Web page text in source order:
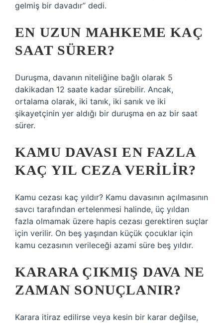
gelmiş bir davadır” dedi.
EN UZUN MAHKEME KAÇ
SAAT SÜRER?
Duruşma, davanın niteliğine bağlı olarak 5
dakikadan 12 saate kadar sürebilir. Ancak,
ortalama olarak, iki tanık, iki sanık ve iki
şikayetçinin yer aldığı bir duruşma en az bir saat
sürer.
KAMU DAVASI EN FAZLA
KAÇ YIL CEZA VERILIR?
Kamu cezası kaç yıldır? Kamu davasının açılmasının
savcı tarafından ertelenmesi halinde, üç yıldan
fazla olmamak üzere hapis cezası gerektiren suçlar
için verilir. On beş yaşından küçük çocuklar için
kamu cezasının verileceği azami süre beş yıldır.
KARARA ÇIKMIŞ DAVA NE
ZAMAN SONUÇLANIR?
Karara itiraz edilirse veya kesin bir karar değilse,